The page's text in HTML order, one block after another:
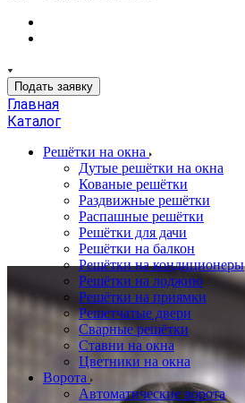
Подать заявку
Главная
Каталог
Решётки на окна
Дутые решётки на окна
Кованые решётки
Раздвижные решётки
Распашные решётки
Решётки для дачи
Решётки на балкон
Решётки на кондиционеры
Решётки на лоджию
Решётки на приямки
Решетчатые двери
Сварные решётки
Ставни на окна
Цветники на окна
Ворота
Автоматические ворота